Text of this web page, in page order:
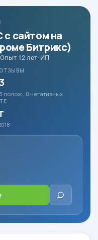
с сайтом на
Битрикс)
Опыт 12 лет· ИП
ОТЗЫВЫ
3 полож., 0 негативных